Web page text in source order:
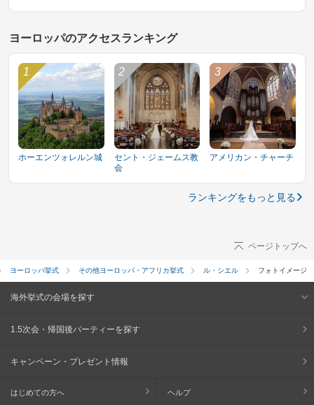
ヨーロッパのアクセスランキング
ホーエンツォレルン城
セント・ジェームス教
会
アメリカン・チャーチ
ランキングをもっと見る
ページトップへ
ヨーロッパ挙式 その他ヨーロッパ・アフリカ挙式 ル・シエル フォトイメージ
海外挙式の会場を探す
1.5次会・帰国後パーティーを探す
キャンペーン・プレゼント情報
はじめての方へ ヘルプ